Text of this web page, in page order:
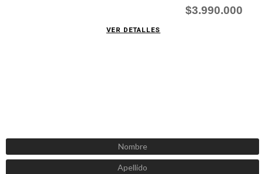
$3.990.000
VER DETALLES